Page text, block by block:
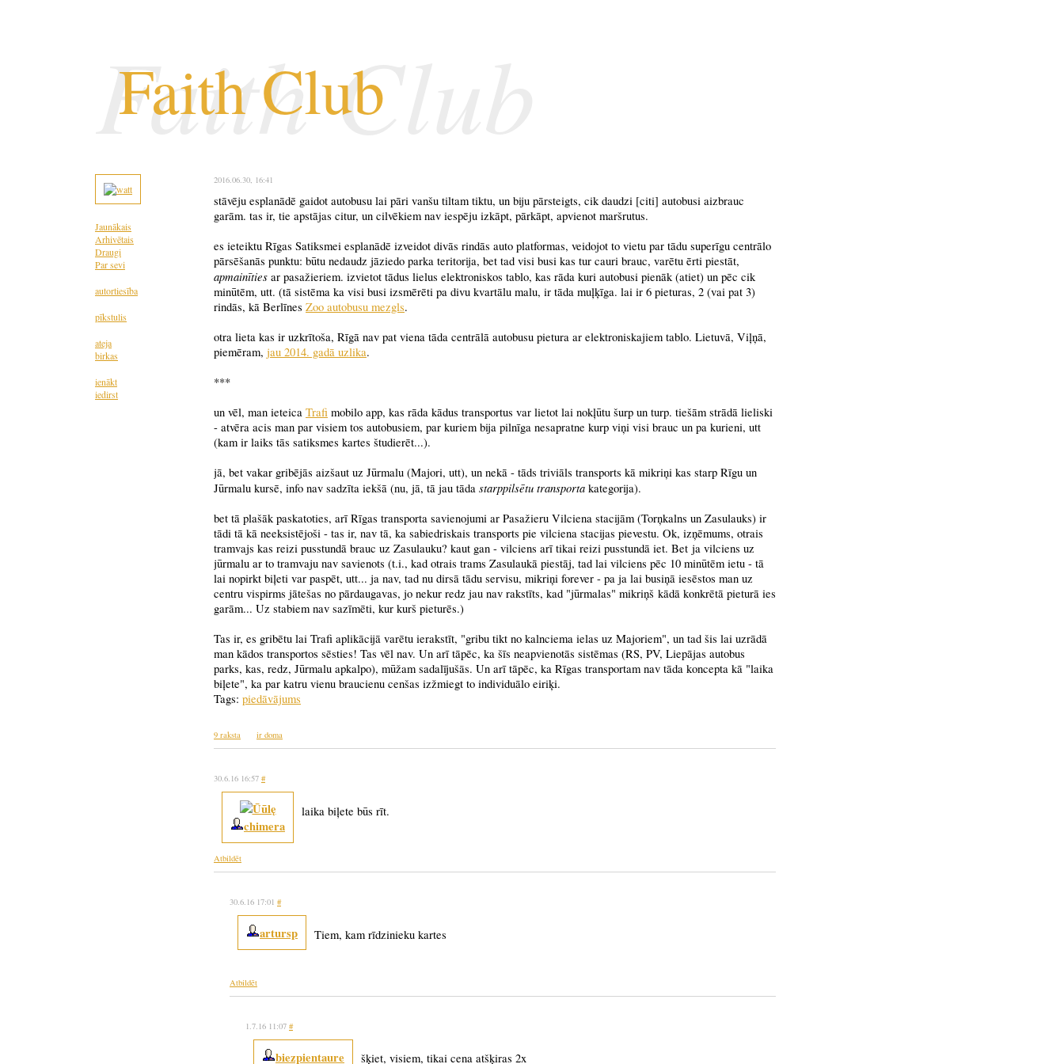
Faith Club
Faith Club
Jaunākais
Arhivētais
Draugi
Par sevi
autortiesība
pīkstulis
ateja
birkas
ienākt
iedirst
2016.06.30, 16:41
stāvēju esplanādē gaidot autobusu lai pāri vanšu tiltam tiktu, un biju pārsteigts, cik daudzi [citi] autobusi aizbrauc
garām. tas ir, tie apstājas citur, un cilvēkiem nav iespēju izkāpt, pārkāpt, apvienot maršrutus.
es ieteiktu Rīgas Satiksmei esplanādē izveidot divās rindās auto platformas, veidojot to vietu par tādu superīgu centrālo
pārsēšanās punktu: būtu nedaudz jāziedo parka teritorija, bet tad visi busi kas tur cauri brauc, varētu ērti piestāt,
apmainīties ar pasažieriem. izvietot tādus lielus elektroniskos tablo, kas rāda kuri autobusi pienāk (atiet) un pēc cik
minūtēm, utt. (tā sistēma ka visi busi izsmērēti pa divu kvartālu malu, ir tāda muļķīga. lai ir 6 pieturas, 2 (vai pat 3)
rindās, kā Berlīnes Zoo autobusu mezgls.
otra lieta kas ir uzkrītoša, Rīgā nav pat viena tāda centrālā autobusu pietura ar elektroniskajiem tablo. Lietuvā, Viļņā,
piemēram, jau 2014. gadā uzlika.
***
un vēl, man ieteica Trafi mobilo app, kas rāda kādus transportus var lietot lai nokļūtu šurp un turp. tiešām strādā lieliski
- atvēra acis man par visiem tos autobusiem, par kuriem bija pilnīga nesapratne kurp viņi visi brauc un pa kurieni, utt
(kam ir laiks tās satiksmes kartes študierēt...).
jā, bet vakar gribējās aizšaut uz Jūrmalu (Majori, utt), un nekā - tāds triviāls transports kā mikriņi kas starp Rīgu un
Jūrmalu kursē, info nav sadzīta iekšā (nu, jā, tā jau tāda starppilsētu transporta kategorija).
bet tā plašāk paskatoties, arī Rīgas transporta savienojumi ar Pasažieru Vilciena stacijām (Torņkalns un Zasulauks) ir
tādi tā kā neeksistējoši - tas ir, nav tā, ka sabiedriskais transports pie vilciena stacijas pievestu. Ok, izņēmums, otrais
tramvajs kas reizi pusstundā brauc uz Zasulauku? kaut gan - vilciens arī tikai reizi pusstundā iet. Bet ja vilciens uz
jūrmalu ar to tramvaju nav savienots (t.i., kad otrais trams Zasulaukā piestāj, tad lai vilciens pēc 10 minūtēm ietu - tā
lai nopirkt biļeti var paspēt, utt... ja nav, tad nu dirsā tādu servisu, mikriņi forever - pa ja lai busiņā iesēstos man uz
centru vispirms jātešas no pārdaugavas, jo nekur redz jau nav rakstīts, kad "jūrmalas" mikriņš kādā konkrētā pieturā ies
garām... Uz stabiem nav sazīmēti, kur kurš pieturēs.)
Tas ir, es gribētu lai Trafi aplikācijā varētu ierakstīt, "gribu tikt no kalnciema ielas uz Majoriem", un tad šis lai uzrādā
man kādos transportos sēsties! Tas vēl nav. Un arī tāpēc, ka šīs neapvienotās sistēmas (RS, PV, Liepājas autobus
parks, kas, redz, Jūrmalu apkalpo), mūžam sadalījušās. Un arī tāpēc, ka Rīgas transportam nav tāda koncepta kā "laika
biļete", ka par katru vienu braucienu cenšas izžmiegt to individuālo eiriķi.
Tags: piedāvājums
9 raksta ir doma
30.6.16 16:57 #
chimera
laika biļete būs rīt.
Atbildēt
30.6.16 17:01 #
artursp Tiem, kam rīdzinieku kartes
Atbildēt
1.7.16 11:07 #
biezpientaure šķiet, visiem, tikai cena atšķiras 2x